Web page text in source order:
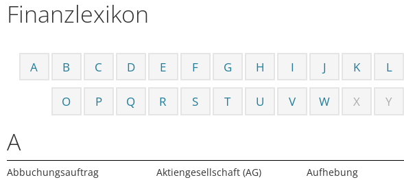
Finanzlexikon
A B C D E F G H I J K L
O P Q R S T U V W X Y
A
Abbuchungsauftrag
Aktiengesellschaft (AG)
Aufhebung